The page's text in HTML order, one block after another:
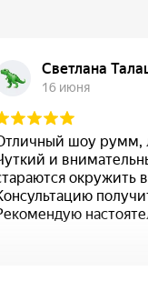
Светлана
16 июня
шоу румм,
и
окружить